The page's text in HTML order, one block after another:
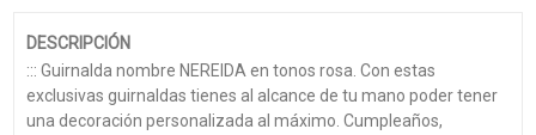
DESCRIPCIÓN
::: Guirnalda nombre NEREIDA en tonos rosa. Con estas
exclusivas guirnaldas tienes al alcance de tu mano poder tener
una decoración personalizada al máximo. Cumpleaños,